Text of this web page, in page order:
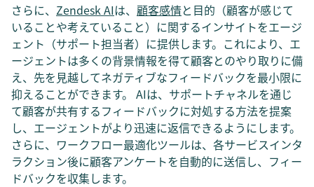
さらに、 Zendesk AIは、 顧客感情と目的（顧客が感じて
いることや考えていること）に関するインサイトをエージ
ェント（サポート担当者）に提供します。これにより、エ
ージェントは多くの背景情報を得て顧客とのやり取りに備
え、先を見越してネガティブなフィードバックを最小限に
抑えることができます。 AIは、サポートチャネルを通じ
て顧客が共有するフィードバックに対処する方法を提案
し、エージェントがより迅速に返信できるようにします。
さらに、ワークフロー最適化ツールは、各サービスインタ
ラクション後に顧客アンケートを自動的に送信し、フィー
ドバックを収集します。